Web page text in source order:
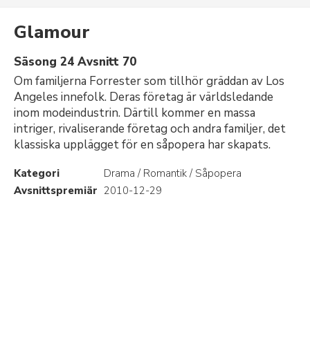
Glamour
Säsong 24 Avsnitt 70
Om familjerna Forrester som tillhör gräddan av Los
Angeles innefolk. Deras företag är världsledande
inom modeindustrin. Därtill kommer en massa
intriger, rivaliserande företag och andra familjer, det
klassiska upplägget för en såpopera har skapats.
Kategori
Drama / Romantik / Såpopera
Avsnittspremiär 2010-12-29